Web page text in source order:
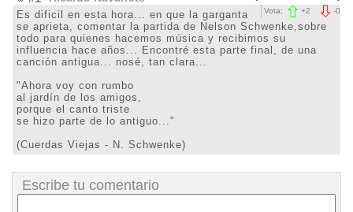
-0
Vota: +2
Es dificil en esta hora... en que la garganta
se aprieta, comentar la partida de Nelson Schwenke,sobre
todo para quienes hacemos música y recibimos su
influencia hace años... Encontré esta parte final, de una
canción antigua... nosé, tan clara...
"Ahora voy con rumbo
al jardín de los amigos,
porque el canto triste
se hizo parte de lo antiguo..."
(Cuerdas Viejas - N. Schwenke)
Escribe tu comentario